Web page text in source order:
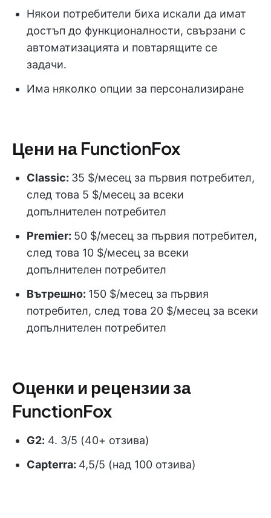
Някои потребители биха искали да имат
достъп до функционалности, свързани с
автоматизацията и повтарящите се
задачи.
Има няколко опции за персонализиране
Цени на FunctionFox
Classic: 35 $/месец за първия потребител,
след това 5 $/месец за всеки
допълнителен потребител
Premier: 50 $/месец за първия потребител,
след това 10 $/месец за всеки
допълнителен потребител
Вътрешно: 150 $/месец за първия
потребител, след това 20 $/месец за всеки
допълнителен потребител
Оценки и рецензии за
FunctionFox
G2: 4. 3/5 (40+ отзива)
Capterra: 4,5/5 (над 100 отзива)